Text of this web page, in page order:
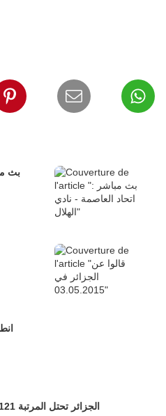
بث
الجزائر تحتل المرتبة 121 في يومها العالمي لحرية الصحافة